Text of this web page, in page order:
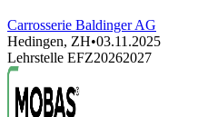
Carrosserie Baldinger AG
Hedingen, ZH•03.11.2025
Lehrstelle EFZ20262027